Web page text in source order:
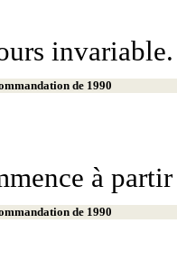
invariable.
de 1990
à
de 1990